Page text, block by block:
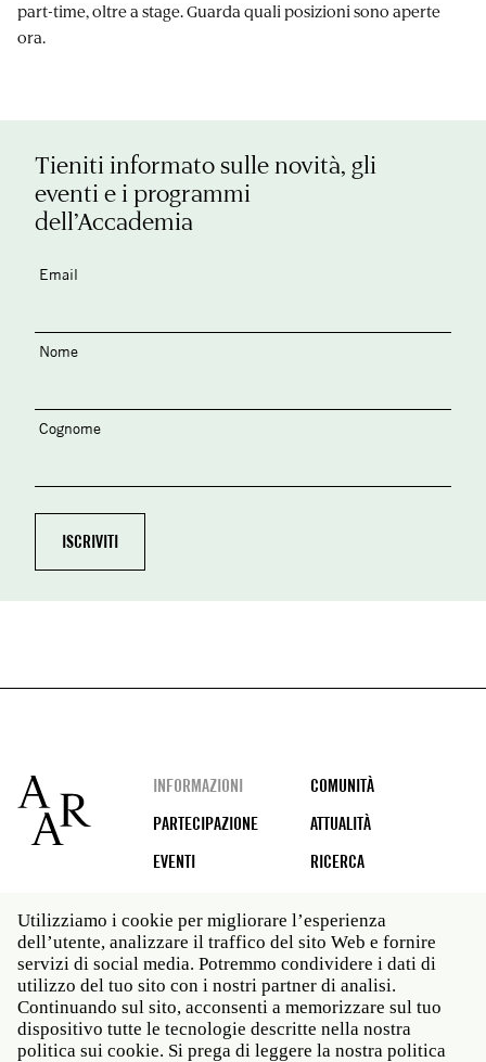
part-time, oltre a stage. Guarda quali posizioni sono aperte
ora.
Tieniti informato sulle novità, gli
eventi e i programmi
dell’Accademia
Email
Nome
Cognome
Footer
INFORMAZIONI
COMUNITÀ
PARTECIPAZIONE
ATTUALITÀ
EVENTI
RICERCA
Social
media
Roma: Via Angelo Masina 5 00153 Roma ITALIA · t 39
06 58461 · f 39 06 5810788
New York: 535 West 22nd Street Third Floor New York
Utilizziamo i cookie per migliorare l’esperienza
dell’utente, analizzare il traffico del sito Web e fornire
servizi di social media. Potremmo condividere i dati di
utilizzo del tuo sito con i nostri partner di analisi.
Continuando sul sito, acconsenti a memorizzare sul tuo
dispositivo tutte le tecnologie descritte nella nostra
politica sui cookie. Si prega di leggere la nostra politica